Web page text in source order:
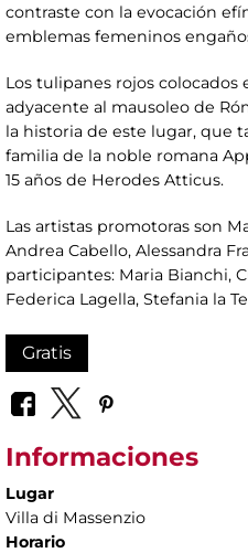
contraste con la evocación
emblemas femeninos
Los tulipanes rojos colocados
adyacente al mausoleo de
la historia de este lugar, que
familia de la noble romana
15 años de Herodes Atticus.
Las artistas promotoras son
Andrea Cabello, Alessandra
participantes: Maria Bianchi,
Federica Lagella, Stefania la
Gratis
Informaciones
Lugar
Villa di Massenzio
Horario